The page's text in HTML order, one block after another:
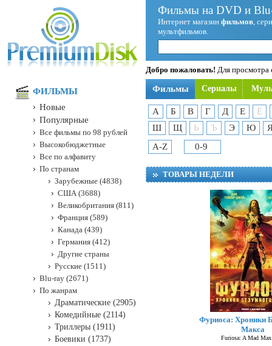
Фильмы на DVD и
Интернет магазин фильмов,
мультфильмов.
Добро пожаловать! Для просмотра
Фильмы Сериалы
А Б В Г Д Е
Ё
Ш
Щ Ь Ъ Э Ю
A-Z
0-9
ТОВАРЫ НЕДЕЛИ
Фуриоса: Хроники
Макса
Furiosa: A Mad Max
ФИЛЬМЫ
Новые
Популярные
Все фильмы по 98 рублей
Высокобюджетные
Все по алфавиту
По странам
Зарубежные (4838)
США (3688)
Великобритания (811)
Франция (589)
Канада (439)
Германия (412)
Другие страны
Русские (1511)
Blu-ray (2671)
По жанрам
Драматические (2905)
Комедийные (2114)
Триллеры (1911)
Боевики (1737)